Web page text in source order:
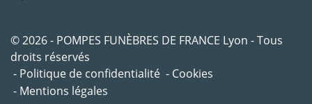
© 2026 - POMPES FUNÈBRES DE FRANCE Lyon - Tous
droits réservés
Politique de confidentialité
Cookies
Mentions légales